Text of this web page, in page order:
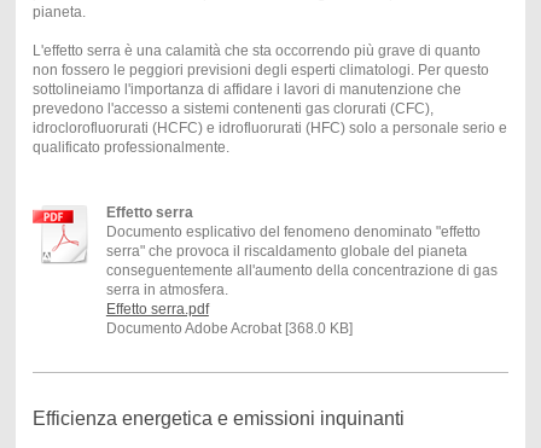
pianeta.
L'effetto serra è una calamità che sta occorrendo più grave di quanto
non fossero le peggiori previsioni degli esperti climatologi. Per questo
sottolineiamo l'importanza di affidare i lavori di manutenzione che
prevedono l'accesso a sistemi contenenti gas clorurati (CFC),
idroclorofluorurati (HCFC) e idrofluorurati (HFC) solo a personale serio e
qualificato professionalmente.
Effetto serra
Documento esplicativo del fenomeno denominato "effetto
serra" che provoca il riscaldamento globale del pianeta
conseguentemente all'aumento della concentrazione di gas
serra in atmosfera.
Effetto serra.pdf
Documento Adobe Acrobat [368.0 KB]
Efficienza energetica e emissioni inquinanti